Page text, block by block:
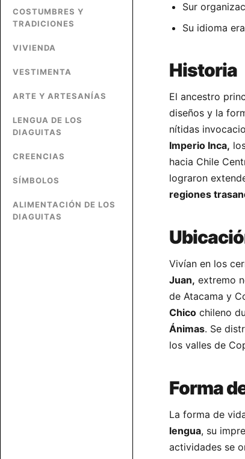
COSTUMBRES Y
TRADICIONES
VIVIENDA
VESTIMENTA
ARTE Y ARTESANÍAS
LENGUA DE LOS
DIAGUITAS
CREENCIAS
SÍMBOLOS
ALIMENTACIÓN DE LOS
DIAGUITAS
Sur
Su idioma
Historia
El ancestro
diseños y la
nítidas
Imperio Inca,
hacia Chile
lograron
regiones
Vivían en los
Juan, extremo
de Atacama y
Chico chileno
Ánimas. Se
los valles de
Forma
La forma de
lengua, su
actividades se